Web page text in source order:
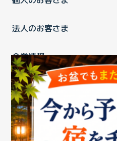
法人のお客さま
企業情報
ご利用中の方
お問い合わせ消費税の表示 ウェ
個人情報保護ポリシープライバ
特定商取引法に基づく表記情報